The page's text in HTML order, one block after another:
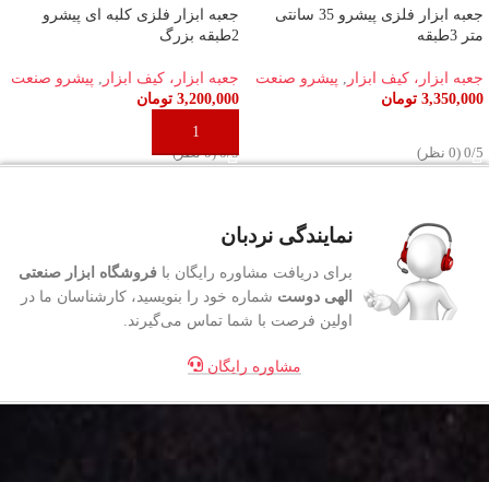
جعبه ابزار فلزی پیشرو 35 سانتی
متر 3طبقه
جعبه ابزار، کیف ابزار
پیشرو صنعت
3,350,000 تومان
‫0/5 ‫(0 نظر)
جعبه ابزار فلزی کلبه ای پیشرو
2طبقه بزرگ
جعبه ابزار، کیف ابزار
پیشرو صنعت
3,200,000 تومان
افزودن به سبد خرید
‫0/5 ‫(0 نظر)
نمایندگی نردبان
برای دریافت مشاوره رایگان با فروشگاه ابزار صنعتی
الهی دوست شماره خود را بنویسید، کارشناسان ما در
اولین فرصت با شما تماس می‌گیرند.
مشاوره رایگان